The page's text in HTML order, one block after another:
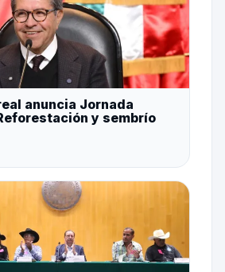
anuncia Jornada
y sembrío